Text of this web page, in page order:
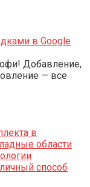
в Google
Добавление,
— все
в
области
способ